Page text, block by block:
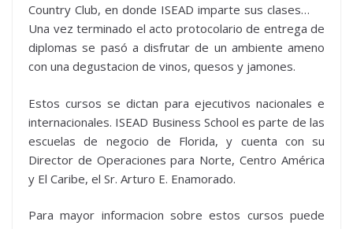
Country Club, en donde ISEAD imparte sus clases…
Una vez terminado el acto protocolario de entrega de
diplomas se pasó a disfrutar de un ambiente ameno
con una degustacion de vinos, quesos y jamones.
Estos cursos se dictan para ejecutivos nacionales e
internacionales. ISEAD Business School es parte de las
escuelas de negocio de Florida, y cuenta con su
Director de Operaciones para Norte, Centro América
y El Caribe, el Sr. Arturo E. Enamorado.
Para mayor informacion sobre estos cursos puede